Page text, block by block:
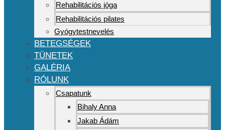
Rehabilitációs jóga
Rehabilitációs pilates
Gyógytestnevelés
BETEGSÉGEK
TÜNETEK
GALÉRIA
RÓLUNK
Csapatunk
Bihaly Anna
Jakab Ádám